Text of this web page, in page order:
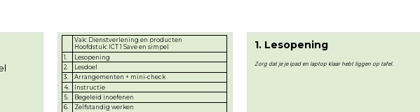
Vak: Dienstverlening en producten
Hoofdstuk: ICT 1 Save en simpel
1.
Lesopening
2.
Lesdoel
3.
Arrangementen + mini-check
4.
Instructie
5.
Begeleid inoefenen
6.
Zelfstandig werken
1. Lesopening
Zorg dat je je ipad en laptop klaar hebt liggen op tafel.